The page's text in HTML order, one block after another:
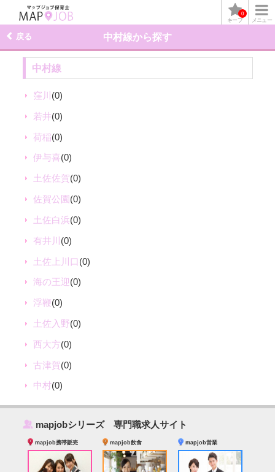
メニュー
キープ
0
中村線から探す
戻る
中村線
窪川 (0)
若井(0)
荷稲(0)
伊与喜(0)
土佐佐賀(0)
佐賀公園(0)
土佐白浜(0)
有井川 (0)
土佐上川口(0)
海の王迎(0)
浮鞭(0)
土佐入野(0)
西大方(0)
古津賀(0)
中村(0)
‰ mapjobシリーズ 専門職求人サイト
mapjob携帯販売 mapjob飲食 mapjob営業